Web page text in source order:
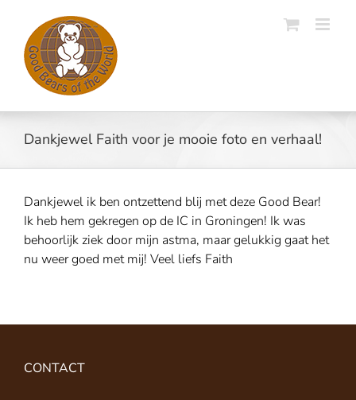
content
Dankjewel Faith voor je mooie foto en verhaal!
Dankjewel ik ben ontzettend blij met deze Good Bear!
Ik heb hem gekregen op de IC in Groningen! Ik was
behoorlijk ziek door mijn astma, maar gelukkig gaat het
nu weer goed met mij! Veel liefs Faith
CONTACT